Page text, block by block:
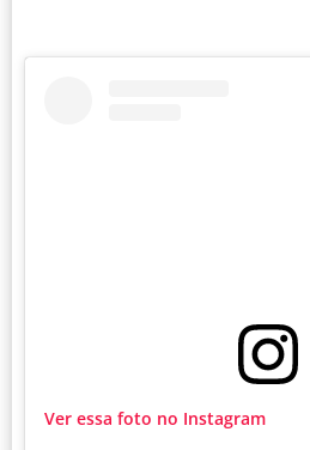
Ver essa foto no Instagram